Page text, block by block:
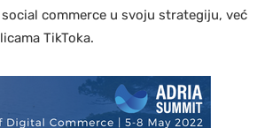
commerce u svoju strategiju, već
TikToka.